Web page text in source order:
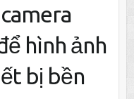
hình ảnh
bị bền